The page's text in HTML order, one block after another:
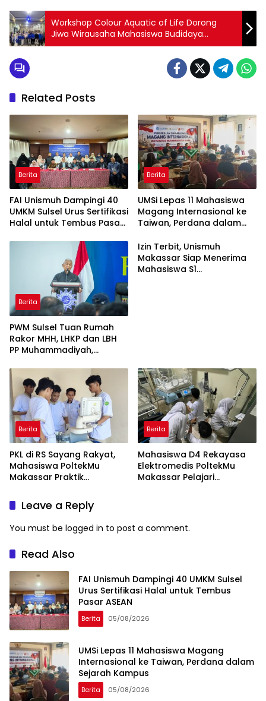
Workshop Colour Aquatic of Life Dorong
Jiwa Wirausaha Mahasiswa Budidaya
Perairan Unismuh Makassar
Related Posts
Berita
FAI Unismuh Dampingi 40
UMKM Sulsel Urus Sertifikasi
Halal untuk Tembus Pasar
Berita
UMSi Lepas 11 Mahasiswa
Magang Internasional ke
Taiwan, Perdana dalam
Berita
PWM Sulsel Tuan Rumah
Rakor MHH, LHKP dan LBH
PP Muhammadiyah,
dan Kebijakan Publik
Izin Terbit, Unismuh
Makassar Siap Menerima
Mahasiswa S1
Berita
PKL di RS Sayang Rakyat,
Mahasiswa PoltekMu
Makassar Praktik
Berita
Mahasiswa D4 Rekayasa
Elektromedis PoltekMu
Makassar Pelajari
Leave a Reply
You must be logged in to post a comment.
Read Also
FAI Unismuh Dampingi 40 UMKM Sulsel
Urus Sertifikasi Halal untuk Tembus
Pasar ASEAN
Berita 05/08/2026
UMSi Lepas 11 Mahasiswa Magang
Internasional ke Taiwan, Perdana dalam
Sejarah Kampus
Berita 05/08/2026